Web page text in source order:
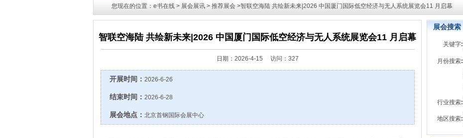
您现在的位置：e书在线 > 展会展讯 > 推荐展会 >智联空海陆 共绘新未来|2026 中国厦门国际低空经济与无人系统展览会11 月启幕
智联空海陆 共绘新未来|2026 中国厦门国际低空经济与无人系统展览会11 月启幕
日期： 2026-4-15 访问：327
开展时间： 2026-6-26
结束时间： 2026-6-28
展会地点： 北京首钢国际会展中心
展会搜索
关键字:
月份搜索:
行业搜索:
地区搜索: